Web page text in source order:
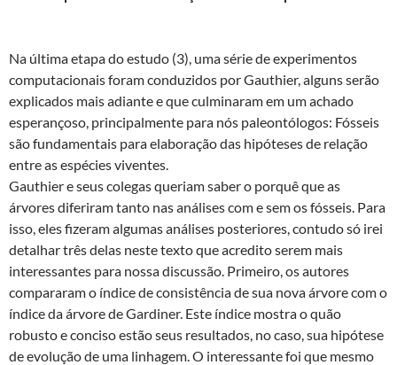
Na última etapa do estudo (3), uma série de experimentos
computacionais foram conduzidos por Gauthier, alguns serão
explicados mais adiante e que culminaram em um achado
esperançoso, principalmente para nós paleontólogos: Fósseis
são fundamentais para elaboração das hipóteses de relação
entre as espécies viventes.
Gauthier e seus colegas queriam saber o porquê que as
árvores diferiram tanto nas análises com e sem os fósseis. Para
isso, eles fizeram algumas análises posteriores, contudo só irei
detalhar três delas neste texto que acredito serem mais
interessantes para nossa discussão. Primeiro, os autores
compararam o índice de consistência de sua nova árvore com o
índice da árvore de Gardiner. Este índice mostra o quão
robusto e conciso estão seus resultados, no caso, sua hipótese
de evolução de uma linhagem. O interessante foi que mesmo